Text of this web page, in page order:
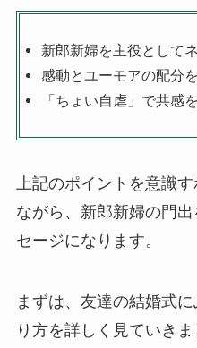
新郎新婦を主役として
感動とユーモアの配分
「ちょい自虐」で共感
上記のポイントを意識
ながら、新郎新婦の門
セージになります。
まずは、友達の結婚式
り方を詳しく見ていきま